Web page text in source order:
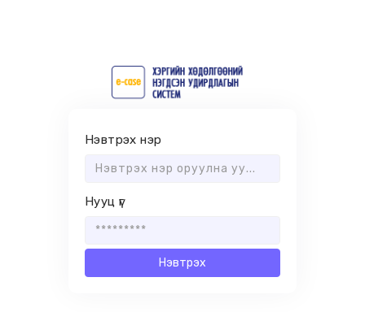
Нэвтрэх нэр
Нууц үг
Нэвтрэх